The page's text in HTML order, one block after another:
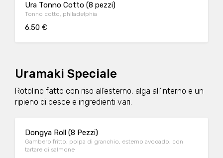
Ura Tonno Cotto (8 pezzi)
Tonno cotto, philadelphia
6.50 €
Uramaki Speciale
Rotolino fatto con riso all'esterno, alga all'interno e un
ripieno di pesce e ingredienti vari.
Dongya Roll (8 Pezzi)
Gambero fritto, polpa di granchio, esterno avocado, con
tartare di salmone